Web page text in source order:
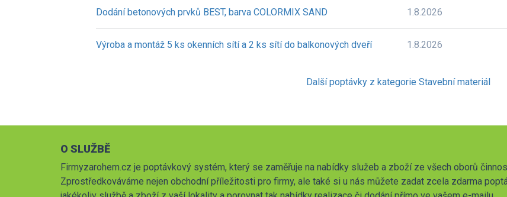
Dodání betonových prvků BEST, barva COLORMIX SAND 1.8.2026
Výroba a montáž 5 ks okenních sítí a 2 ks sítí do balkonových dveří 1.8.2026
Další poptávky z kategorie Stavební materiál
O SLUŽBĚ
Firmyzarohem.cz je poptávkový systém, který se zaměřuje na nabídky služeb a zboží ze všech oborů
Zprostředkováváme nejen obchodní příležitosti pro firmy, ale také si u nás můžete zadat zcela zdarma